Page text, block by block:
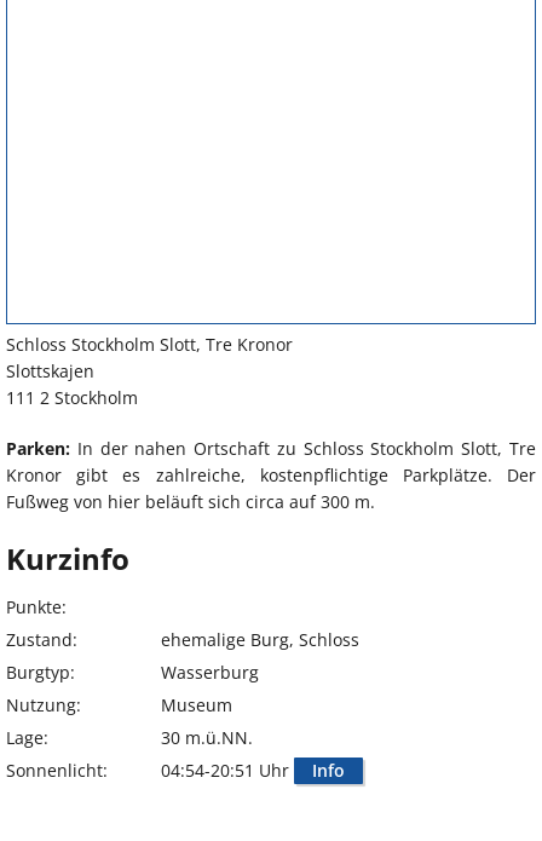
Schloss Stockholm Slott, Tre Kronor
Slottskajen
111 2 Stockholm
Parken: In der nahen Ortschaft zu Schloss Stockholm Slott, Tre
Kronor gibt es zahlreiche, kostenpflichtige Parkplätze. Der
Fußweg von hier beläuft sich circa auf 300 m.
Kurzinfo
Punkte:
Zustand:
ehemalige Burg, Schloss
Burgtyp:
Wasserburg
Nutzung:
Museum
Lage:
30 m.ü.NN.
Sonnenlicht:
04:54-20:51 Uhr Info